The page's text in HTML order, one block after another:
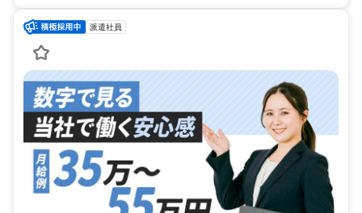
派遣社員